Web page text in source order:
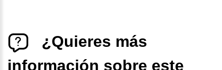
¿Quieres más
información sobre este